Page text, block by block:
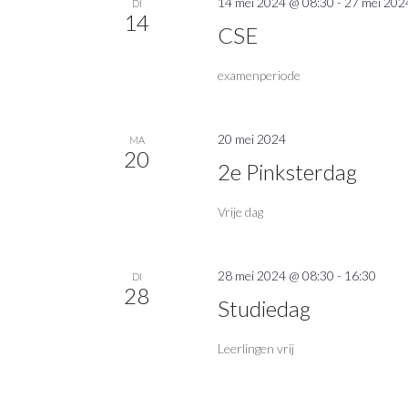
DI
14 CSE
examenperiode
MA
20
20 mei 2024
2e Pinksterdag
Vrije dag
DI
28
28 mei 2024 @ 08:30 - 16:30
Studiedag
Leerlingen vrij